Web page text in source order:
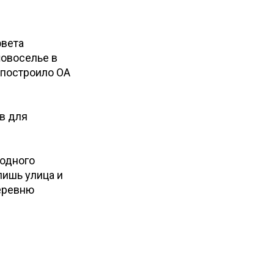
в
ОА
для
улица и